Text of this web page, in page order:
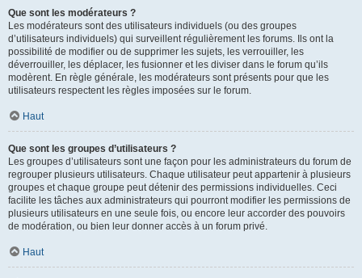
Que sont les modérateurs ?
Les modérateurs sont des utilisateurs individuels (ou des groupes
d’utilisateurs individuels) qui surveillent régulièrement les forums. Ils ont la
possibilité de modifier ou de supprimer les sujets, les verrouiller, les
déverrouiller, les déplacer, les fusionner et les diviser dans le forum qu’ils
modèrent. En règle générale, les modérateurs sont présents pour que les
utilisateurs respectent les règles imposées sur le forum.
Haut
Que sont les groupes d’utilisateurs ?
Les groupes d’utilisateurs sont une façon pour les administrateurs du forum de
regrouper plusieurs utilisateurs. Chaque utilisateur peut appartenir à plusieurs
groupes et chaque groupe peut détenir des permissions individuelles. Ceci
facilite les tâches aux administrateurs qui pourront modifier les permissions de
plusieurs utilisateurs en une seule fois, ou encore leur accorder des pouvoirs
de modération, ou bien leur donner accès à un forum privé.
Haut